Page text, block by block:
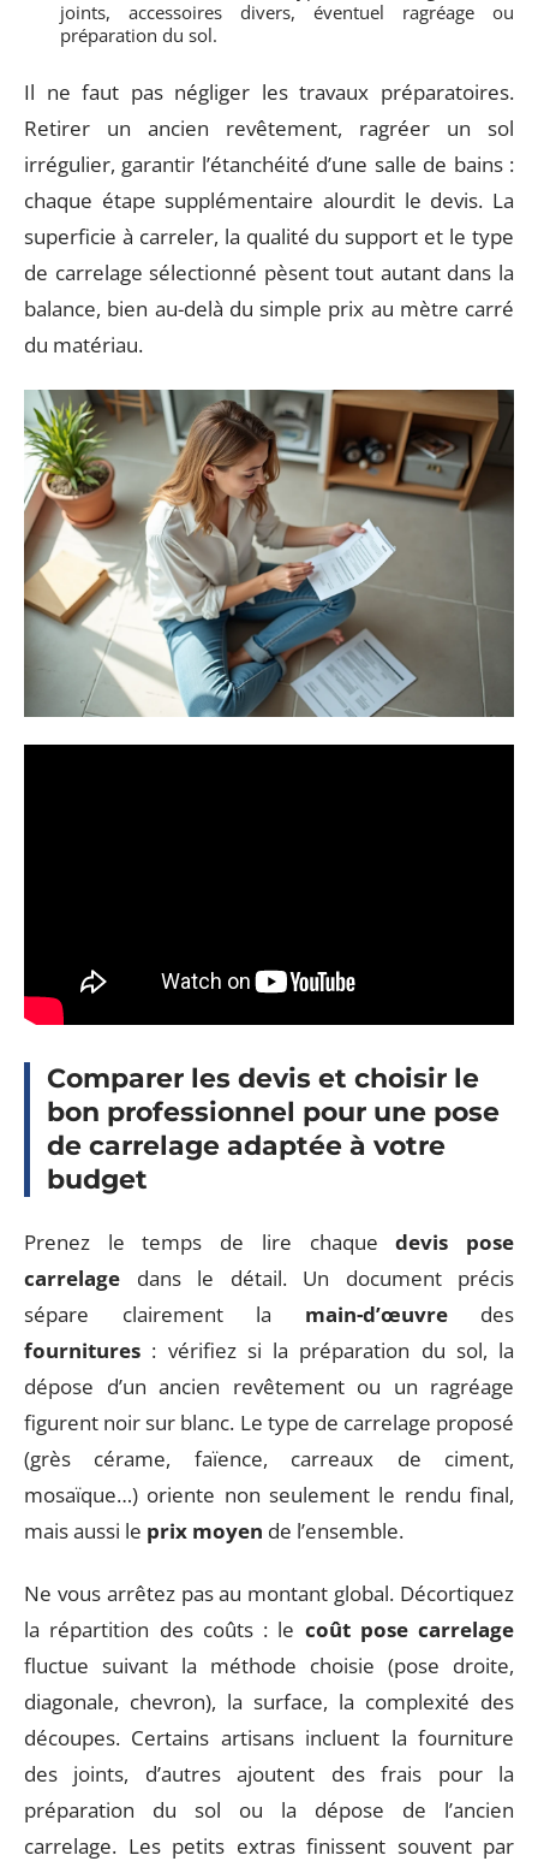
joints, accessoires divers, éventuel ragréage ou
préparation du sol.
Il ne faut pas négliger les travaux préparatoires.
Retirer un ancien revêtement, ragréer un sol
irrégulier, garantir l’étanchéité d’une salle de bains :
chaque étape supplémentaire alourdit le devis. La
superficie à carreler, la qualité du support et le type
de carrelage sélectionné pèsent tout autant dans la
balance, bien au-delà du simple prix au mètre carré
du matériau.
Comparer les devis et choisir le
bon professionnel pour une pose
de carrelage adaptée à votre
budget
Prenez le temps de lire chaquedevis pose
carrelage dans le détail. Un document précis
sépare clairement la main-d’œuvredes
fournitures : vérifiez si la préparation du sol, la
dépose d’un ancien revêtement ou un ragréage
figurent noir sur blanc. Le type de carrelage proposé
(grès cérame, faïence, carreaux de ciment,
mosaïque…) oriente non seulement le rendu final,
mais aussi le prix moyen de l’ensemble.
Ne vous arrêtez pas au montant global. Décortiquez
la répartition des coûts : le coût pose carrelage
fluctue suivant la méthode choisie (pose droite,
diagonale, chevron), la surface, la complexité des
découpes. Certains artisans incluent la fourniture
des joints, d’autres ajoutent des frais pour la
préparation du sol ou la dépose de l’ancien
carrelage. Les petits extras finissent souvent par